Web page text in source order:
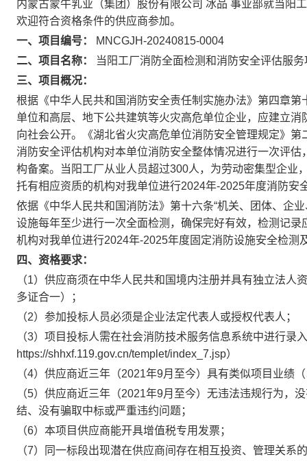
内蒙古蒙牛乳业（集团）股份有限公司 冰品 事业部就当阳
欢迎符合资格条件的供应商参加。
一、项目编号：
MNCGJH-20240815-0004
二、项目名称：
当阳工厂消防全面检测和消防安全评估服务
三、项目概况：
根据《中华人民共和国消防安全责任制实施办法》第四章
单位和高层、地下公共建筑等火灾高危单位企业，应建立
向社会公开。《湖北省火灾高危单位消防安全管理规定》
消防安全评估机构对本单位消防安全整体情况进行一次评
构备案。当阳工厂从业人员超过300人，为劳动密集型企业
托有相应资质的机构对我单位进行2024年-2025年度消防安
依据《中华人民共和国消防法》第十六条“机关、团体、企
设施每年至少进行一次全面检测，确保完好有效，检测记
机构对我单位进行2024年-2025年度固定消防设施安全检测
四、资格要求：
（1）供应商须在中华人民共和国境内注册并具有独立法
多证合一）；
（2）参加投标人员必须是企业法定代表人或授权代表人；
（3）项目投标人需在社会消防技术服务信息系统中进行
https://shhxf.119.gov.cn/templet/index_7.jsp）
（4）供应商近三年（2021年9月至今）具有类似项目业绩
（5）供应商近三年（2021年9月至今）无违法违规行为，
结、没有骗取中标或严重违约问题；
（6）本项目供应商能开具增值税专用发票；
（7）同一标段出现潜在供应商间存在相互投资、管理关